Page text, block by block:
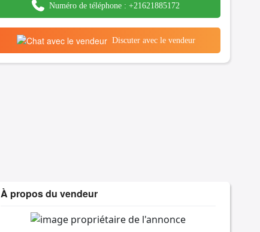
Numéro de téléphone :+21621885172
Discuter avec le vendeur
À propos du vendeur